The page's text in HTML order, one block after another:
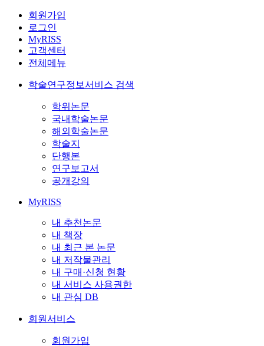
회원가입
로그인
MyRISS
고객센터
전체메뉴
학술연구정보서비스 검색
학위논문
국내학술논문
해외학술논문
학술지
단행본
연구보고서
공개강의
MyRISS
내 추천논문
내 책장
내 최근 본 논문
내 저작물관리
내 구매·신청 현황
내 서비스 사용권한
내 관심 DB
회원서비스
회원가입